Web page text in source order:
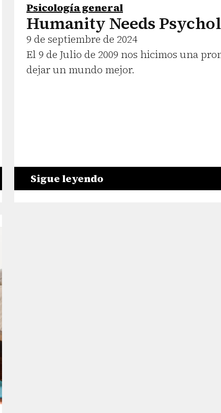
Psicología general
Humanity Needs
9 de septiembre de 2024
El 9 de Julio de 2009 nos hicimos una
dejar un mundo mejor.
Sigue leyendo